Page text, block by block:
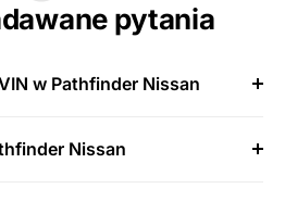
pytania
w Pathfinder Nissan
Nissan